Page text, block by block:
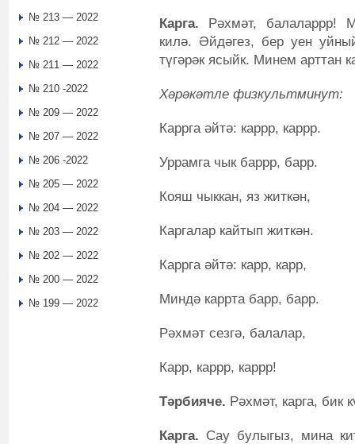
Карга. Рәхмәт, балаларрр!
килә. Әйдәгез, бер уен
түгәрәк ясыйк. Минем арттан
Хәрәкәтле физкультминут:
Каррга әйтә: каррр, каррр.
Уррамга чык баррр, барр.
Кояш чыккан, яз житкән,
Каргалар кайтып житкән.
Каррга әйтә: карр, карр,
Миндә каррта барр, барр.
Рәхмәт сезгә, балалар,
Карр, каррр, каррр!
Тәрбияче. Рәхмәт, карга, бик
Карга. Сау булыгыз, мина
№ 213 — 2022
№ 212 — 2022
№ 211 — 2022
№ 210 -2022
№ 209 — 2022
№ 207 — 2022
№ 206 -2022
№ 205 — 2022
№ 204 — 2022
№ 203 — 2022
№ 202 — 2022
№ 200 — 2022
№ 199 — 2022